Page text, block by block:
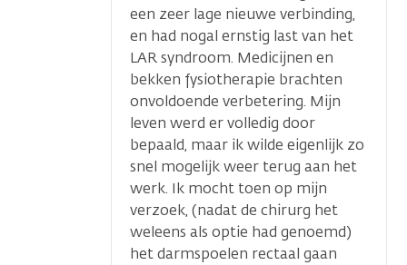
een zeer lage nieuwe verbinding,
en had nogal ernstig last van het
LAR syndroom. Medicijnen en
bekken fysiotherapie brachten
onvoldoende verbetering. Mijn
leven werd er volledig door
bepaald, maar ik wilde eigenlijk zo
snel mogelijk weer terug aan het
werk. Ik mocht toen op mijn
verzoek, (nadat de chirurg het
weleens als optie had genoemd)
het darmspoelen rectaal gaan